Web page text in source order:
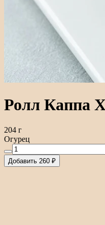
Ролл Каппа
204 г
Огурец
Добавить 260 ₽